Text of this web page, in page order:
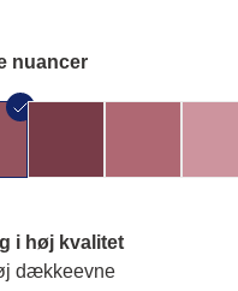
nuancer
i høj kvalitet
dækkeevne